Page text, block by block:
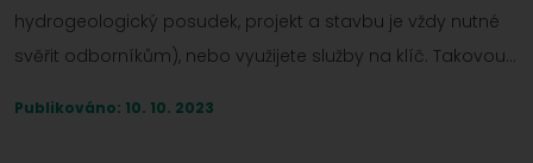
hydrogeologický posudek, projekt a stavbu je vždy nutné
svěřit odborníkům), nebo využijete služby na klíč. Takovou
Publikováno: 10. 10. 2023